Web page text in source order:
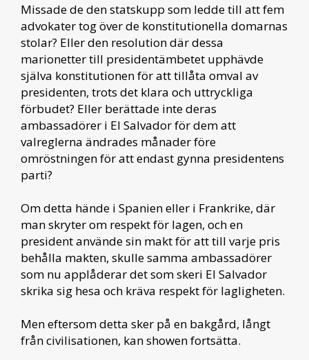
Missade de den statskupp som ledde till att fem
advokater tog över de konstitutionella domarnas
stolar? Eller den resolution där dessa
marionetter till presidentämbetet upphävde
själva konstitutionen för att tillåta omval av
presidenten, trots det klara och uttryckliga
förbudet? Eller berättade inte deras
ambassadörer i El Salvador för dem att
valreglerna ändrades månader före
omröstningen för att endast gynna presidentens
parti?
Om detta hände i Spanien eller i Frankrike, där
man skryter om respekt för lagen, och en
president använde sin makt för att till varje pris
behålla makten, skulle samma ambassadörer
som nu applåderar det som skeri El Salvador
skrika sig hesa och kräva respekt för lagligheten.
Men eftersom detta sker på en bakgård, långt
från civilisationen, kan showen fortsätta.